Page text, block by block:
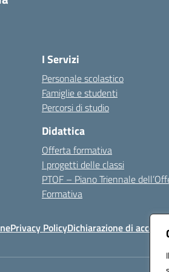
I Servizi
Personale scolastico
Famiglie e studenti
Percorsi di studio
Didattica
Offerta formativa
I progetti delle classi
PTOF – Piano Triennale
Formativa
Privacy PolicyDichiarazione di